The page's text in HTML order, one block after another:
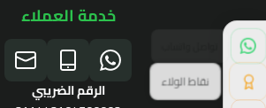
خدمة العملاء
الرقم الضريبي
نقاط الولاء